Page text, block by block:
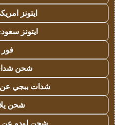
ايتونز
ايتونز
فور
شحن
شدات ببجي عن
شحن
شحن لودو عن